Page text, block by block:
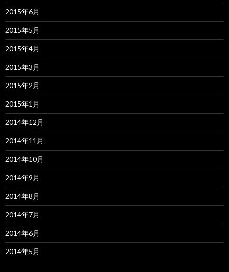
2015年6月
2015年5月
2015年4月
2015年3月
2015年2月
2015年1月
2014年12月
2014年11月
2014年10月
2014年9月
2014年8月
2014年7月
2014年6月
2014年5月